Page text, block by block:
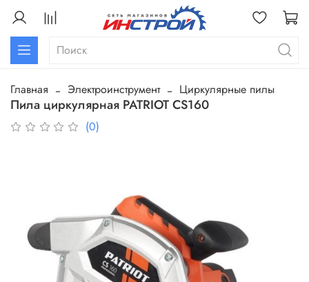
Главная Электроинструмент Циркулярные пилы
Пила циркулярная PATRIOT CS160
(0)